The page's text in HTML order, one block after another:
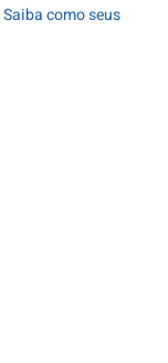
Saiba como seus